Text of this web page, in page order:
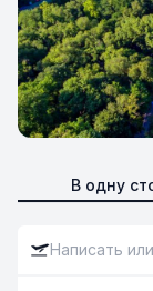
В одну